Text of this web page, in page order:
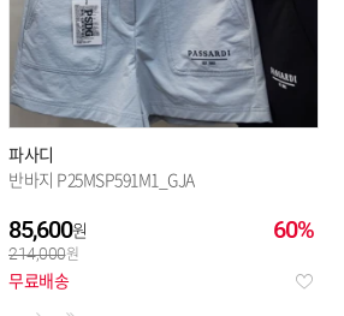
파사디
반바지 P25MSP591M1_GJA
60%
85,600
214,000
무료배송